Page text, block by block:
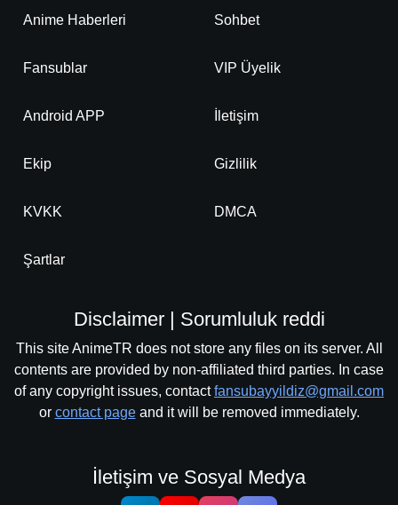
Anime Haberleri Sohbet
Fansublar VIP Üyelik
Android APP İletişim
Ekip Gizlilik
KVKK DMCA
Şartlar
Disclaimer | Sorumluluk reddi
This site AnimeTR does not store any files on its server. All
contents are provided by non-affiliated third parties. In case
of any copyright issues, contactfansubayyildiz@gmail.com
or contact pageand it will be removed immediately.
İletişim ve Sosyal Medya